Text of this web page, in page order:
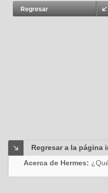
Regresar
Regresar a la página
Acerca de Hermes: